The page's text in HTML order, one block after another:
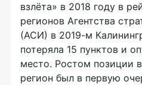
взлёта» в 2018 году в
регионов Агентства
(АСИ) в 2019-м
потеряла 15 пунктов и
место. Ростом позиции
регион был в первую